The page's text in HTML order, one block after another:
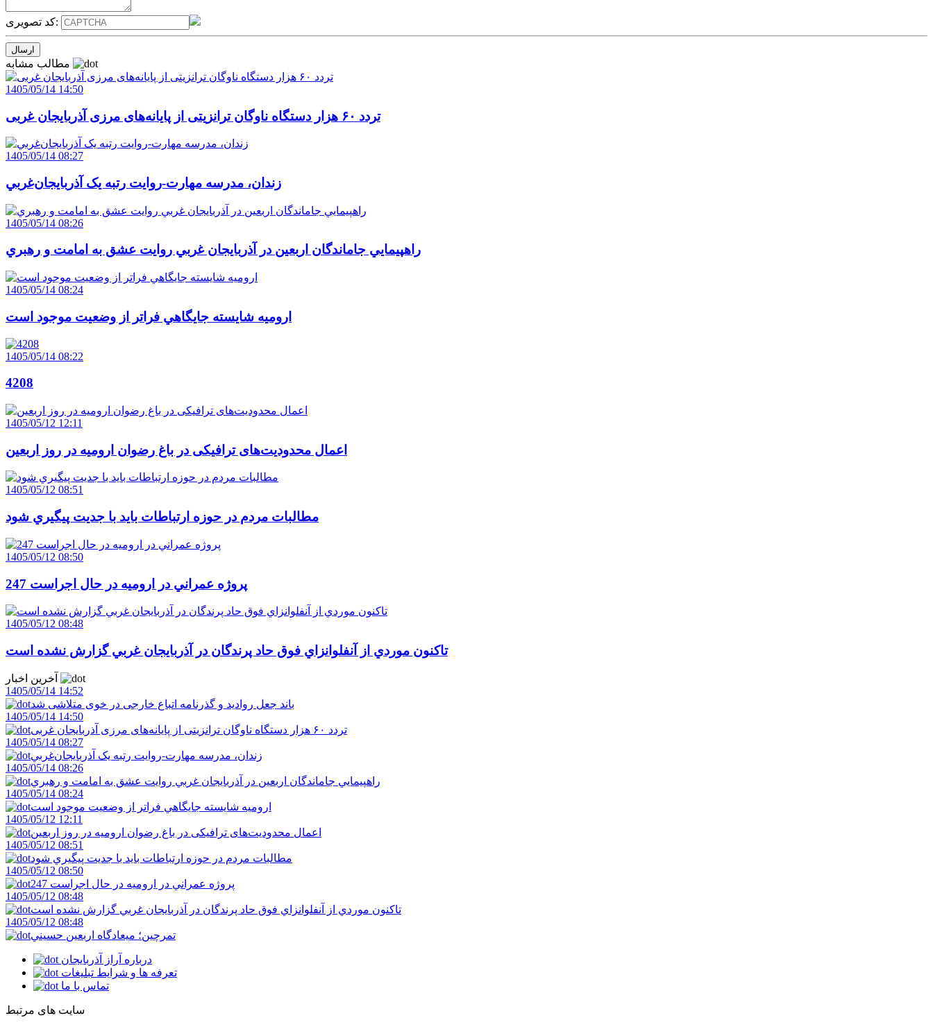
کد تصویری:
1405/05/14 14:50
تردد ۶۰ هزار دستگاه ناوگان ترانزیتی از پایانه‌های مرزی آذربایجان ‌غربی
1405/05/14 08:27
زندان، مدرسه مهارت-روايت رتبه يک آذربايجان‌غربي
1405/05/14 08:26
راهپيمايي جاماندگان اربعين در آذربايجان غربي روايت عشق به امامت و رهبري
1405/05/14 08:24
اروميه شايسته جايگاهي فراتر از وضعيت موجود است
1405/05/14 08:22
4208
1405/05/12 12:11
اعمال محدودیت‌های ترافیکی در باغ رضوان ارومیه در روز اربعین
1405/05/12 08:51
مطالبات مردم در حوزه ارتباطات بايد با جديت پيگيري شود
1405/05/12 08:50
247 پروژه عمراني در اروميه در حال اجراست
1405/05/12 08:48
تاکنون موردي از آنفلوانزاي فوق حاد پرندگان در آذربايجان غربي گزارش نشده است
1405/05/14 14:52
باند جعل روادید و گذرنامه اتباع خارجی در خوی متلاشی شد
1405/05/14 14:50
تردد ۶۰ هزار دستگاه ناوگان ترانزیتی از پایانه‌های مرزی آذربایجان ‌غربی
1405/05/14 08:27
زندان، مدرسه مهارت-روايت رتبه يک آذربايجان‌غربي
1405/05/14 08:26
راهپيمايي جاماندگان اربعين در آذربايجان غربي روايت عشق به امامت و رهبري
1405/05/14 08:24
اروميه شايسته جايگاهي فراتر از وضعيت موجود است
1405/05/12 12:11
اعمال محدودیت‌های ترافیکی در باغ رضوان ارومیه در روز اربعین
1405/05/12 08:51
مطالبات مردم در حوزه ارتباطات بايد با جديت پيگيري شود
1405/05/12 08:50
247 پروژه عمراني در اروميه در حال اجراست
1405/05/12 08:48
تاکنون موردي از آنفلوانزاي فوق حاد پرندگان در آذربايجان غربي گزارش نشده است
1405/05/12 08:48
تمرچين؛ ميعادگاه اربعين حسيني
درباره آراز آذربایجان
تعرفه ها و شرایط تبلیغات
تماس با ما
سایت های مرتبط